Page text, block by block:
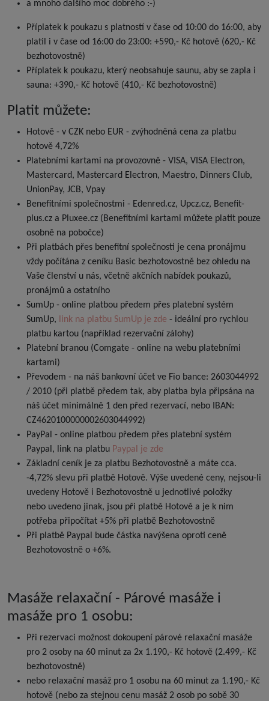
a mnoho dalšího moc dobrého :-)
Příplatek k poukazu s platností v čase od 10:00 do 16:00, aby
platil i v čase od 16:00 do 23:00: +590,- Kč hotově (620,- Kč
bezhotovostně)
Příplatek k poukazu, který neobsahuje saunu, aby se zapla i
sauna: +390,- Kč hotově (410,- Kč bezhotovostně)
Platit můžete:
Hotově - v CZK nebo EUR - zvýhodněná cena za platbu
hotově 4,72%
Platebními kartami na provozovně - VISA, VISA Electron,
Mastercard, Mastercard Electron, Maestro, Dinners Club,
UnionPay, JCB, Vpay
Benefitními společnostmi - Edenred.cz, Upcz.cz, Benefit-
plus.cz a Pluxee.cz (Benefitními kartami můžete platit pouze
osobně na pobočce)
Při platbách přes benefitní společnosti je cena pronájmu
vždy počítána z ceníku Basic bezhotovostně bez ohledu na
Vaše členství u nás, včetně akčních nabídek poukazů,
pronájmů a ostatního
SumUp - online platbou předem přes platební systém
SumUp,
link na platbu SumUp je zde - ideální pro rychlou
platbu kartou (například rezervační zálohy)
Platební branou (Comgate - online na webu platebními
kartami)
Převodem - na náš bankovní účet ve Fio bance: 2603044992
/ 2010 (při platbě předem tak, aby platba byla připsána na
náš účet minimálně 1 den před rezervací, nebo IBAN:
CZ4620100000002603044992)
PayPal - online platbou předem přes platební systém
Paypal, link na platbu Paypal je zde
Základní ceník je za platbu Bezhotovostně a máte cca.
-4,72% slevu při platbě Hotově. Výše uvedené ceny, nejsou-li
uvedeny Hotově i Bezhotovostně u jednotlivé položky
nebo uvedeno jinak, jsou při platbě Hotově a je k nim
potřeba připočítat +5% při platbě Bezhotovostně
Při platbě Paypal bude částka navýšena oproti ceně
Bezhotovostně o +6%.
Masáže relaxační - Párové masáže i
masáže pro 1 osobu:
Při rezervaci možnost dokoupení párové relaxační masáže
pro 2 osoby na 60 minut za 2x 1.190,- Kč hotově (2.499,- Kč
bezhotovostně)
nebo ​relaxační masáž pro 1 osobu na 60 minut za 1.190,- Kč
hotově (nebo za stejnou cenu masáž 2 osob po sobě 30